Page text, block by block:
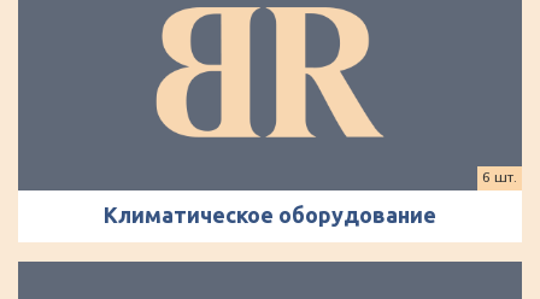
Климатическое оборудование
6 шт.